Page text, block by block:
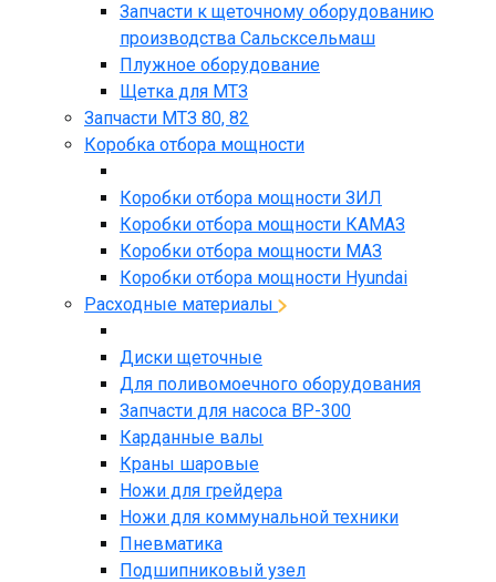
Запчасти к щеточному оборудованию
производства Сальсксельмаш
Плужное оборудование
Щетка для МТЗ
Запчасти МТЗ 80, 82
Коробка отбора мощности
Коробки отбора мощности ЗИЛ
Коробки отбора мощности КАМАЗ
Коробки отбора мощности МАЗ
Коробки отбора мощности Hyundai
Расходные материалы
Диски щеточные
Для поливомоечного оборудования
Запчасти для насоса BP-300
Карданные валы
Краны шаровые
Ножи для грейдера
Ножи для коммунальной техники
Пневматика
Подшипниковый узел